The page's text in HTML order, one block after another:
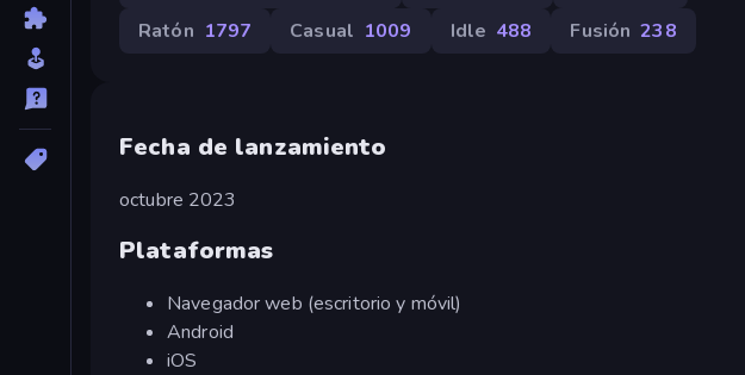
Ratón 1797 Casual 1009 Idle 488 Fusión 238
Fecha de lanzamiento
octubre 2023
Plataformas
Navegador web (escritorio y móvil)
Android
iOS